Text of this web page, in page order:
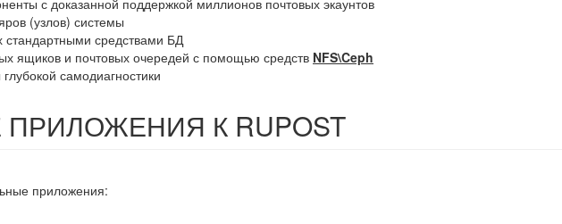
с доказанной поддержкой миллионов почтовых экаунтов
(узлов) системы
стандартными средствами БД
ящиков и почтовых очередей с помощью средств NFS\Ceph
самодиагностики
К RUPOST
приложения: